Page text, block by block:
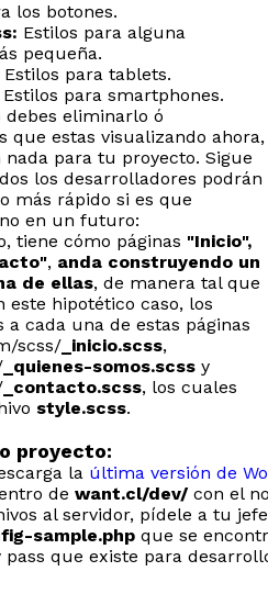
los botones.
Estilos para alguna
pequeña.
Estilos para tablets.
Estilos para smartphones.
debes eliminarlo ó
que estas visualizando ahora,
para tu proyecto. Sigue
los desarrolladores podrán
más rápido si es que
en un futuro:
tiene cómo páginas "Inicio",
, anda construyendo un
de ellas, de manera tal que
este hipotético caso, los
cada una de estas páginas
scss/ _inicio.scss,
_quienes-somos.scss y
_contacto.scss, los cuales
style.scss.
proyecto:
la última versión de
de want.cl/dev/ con el
al servidor, pídele a tu
sample.php que se
que existe para